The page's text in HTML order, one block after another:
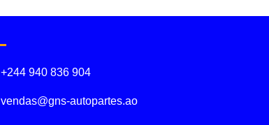
+244 940 836 904
vendas@gns-autopartes.ao